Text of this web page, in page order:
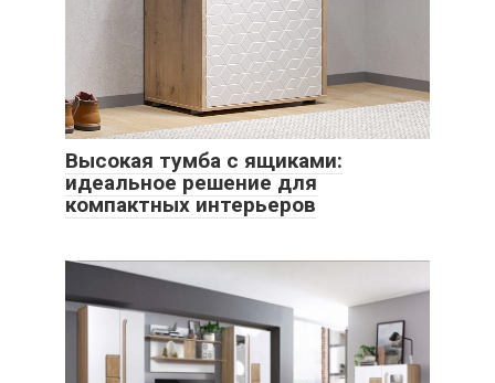
Высокая тумба с ящиками:
идеальное решение для
компактных интерьеров